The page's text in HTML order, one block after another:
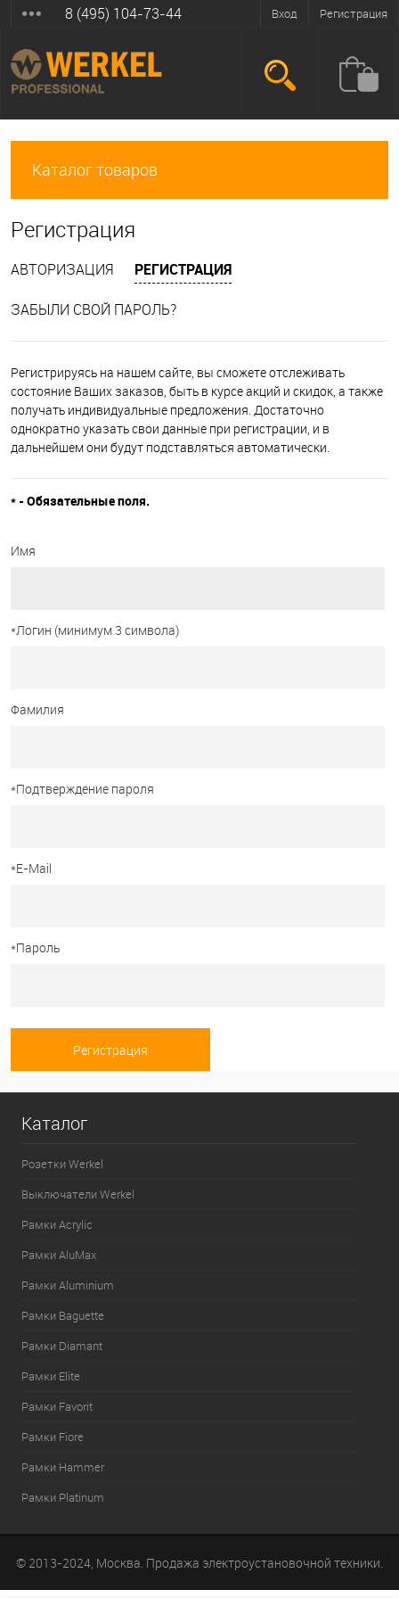
Вход Регистрация
8 (495) 104-73-44
Каталог товаров
Регистрация
АВТОРИЗАЦИЯ РЕГИСТРАЦИЯ
ЗАБЫЛИ СВОЙ ПАРОЛЬ?
Регистрируясь на нашем сайте, вы сможете отслеживать
состояние Ваших заказов, быть в курсе акций и скидок, а также
получать индивидуальные предложения. Достаточно
однократно указать свои данные при регистрации, и в
дальнейшем они будут подставляться автоматически.
* - Обязательные поля.
Имя
*Логин (минимум 3 символа)
Фамилия
*Подтверждение пароля
*E-Mail
*Пароль
Каталог
Розетки Werkel
Выключатели Werkel
Рамки Acrylic
Рамки AluMax
Рамки Aluminium
Рамки Baguette
Рамки Diamant
Рамки Elite
Рамки Favorit
Рамки Fiore
Рамки Hammer
Рамки Platinum
© 2013-2024, Москва. Продажа электроустановочной техники.